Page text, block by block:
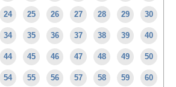
24 25 26 27 28 29 30
34 35 36 37 38 39 40
44 45 46 47 48 49 50
54 55 56 57 58 59 60